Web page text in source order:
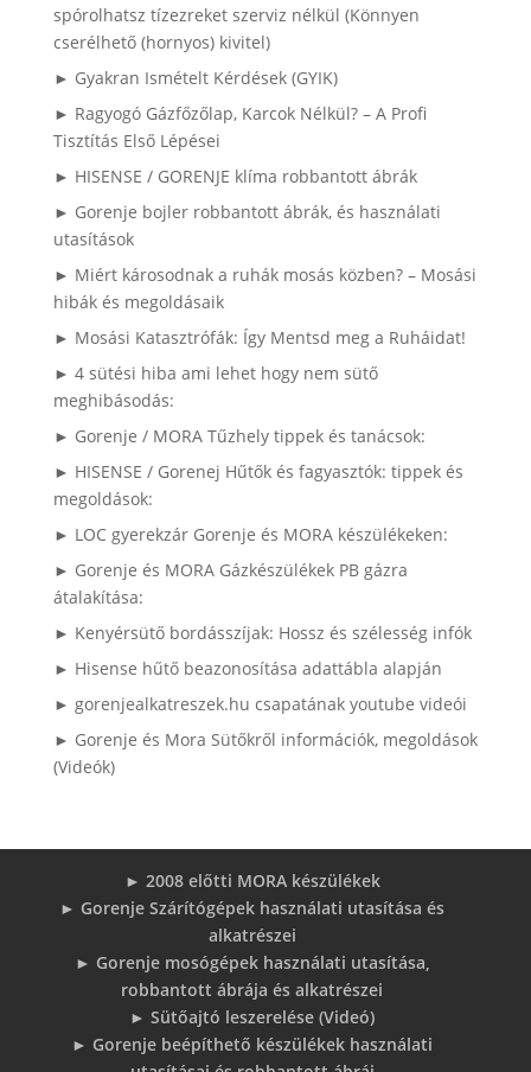
spórolhatsz tízezreket szerviz nélkül (Könnyen
cserélhető (hornyos) kivitel)
► Gyakran Ismételt Kérdések (GYIK)
► Ragyogó Gázfőzőlap, Karcok Nélkül? – A Profi
Tisztítás Első Lépései
► HISENSE / GORENJE klíma robbantott ábrák
► Gorenje bojler robbantott ábrák, és használati
utasítások
► Miért károsodnak a ruhák mosás közben? – Mosási
hibák és megoldásaik
► Mosási Katasztrófák: Így Mentsd meg a Ruháidat!
► 4 sütési hiba ami lehet hogy nem sütő
meghibásodás:
► Gorenje / MORA Tűzhely tippek és tanácsok:
► HISENSE / Gorenej Hűtők és fagyasztók: tippek és
megoldások:
► LOC gyerekzár Gorenje és MORA készülékeken:
► Gorenje és MORA Gázkészülékek PB gázra
átalakítása:
► Kenyérsütő bordásszíjak: Hossz és szélesség infók
► Hisense hűtő beazonosítása adattábla alapján
► gorenjealkatreszek.hu csapatának youtube videói
► Gorenje és Mora Sütőkről információk, megoldások
(Videók)
► 2008 előtti MORA készülékek
► Gorenje Szárítógépek használati utasítása és
alkatrészei
► Gorenje mosógépek használati utasítása,
robbantott ábrája és alkatrészei
► Sütőajtó leszerelése (Videó)
► Gorenje beépíthető készülékek használati